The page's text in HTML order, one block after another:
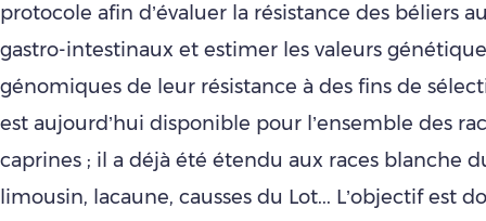
protocole afin d’évaluer la résistance des béliers
gastro-intestinaux et estimer les valeurs
génomiques de leur résistance à des fins de
est aujourd’hui disponible pour l’ensemble des
caprines ; il a déjà été étendu aux races blanche
limousin, lacaune, causses du Lot... L’objectif est